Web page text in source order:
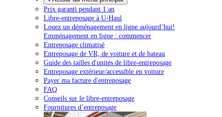
Prix garanti pendant 1 an
Libre-entreposage à U-Haul
Louez un déménagement en ligne aujourd’hui!
Emménagement en ligne : commencer
Entreposage climatisé
Entreposage de VR, de voiture et de bateau
Guide des tailles d'unités de libre-entreposage
Entreposage extérieur/accessible en voiture
Payer ma facture d'entreposage
FAQ
Conseils sur le libre-entreposage
Fournitures d’entreposage